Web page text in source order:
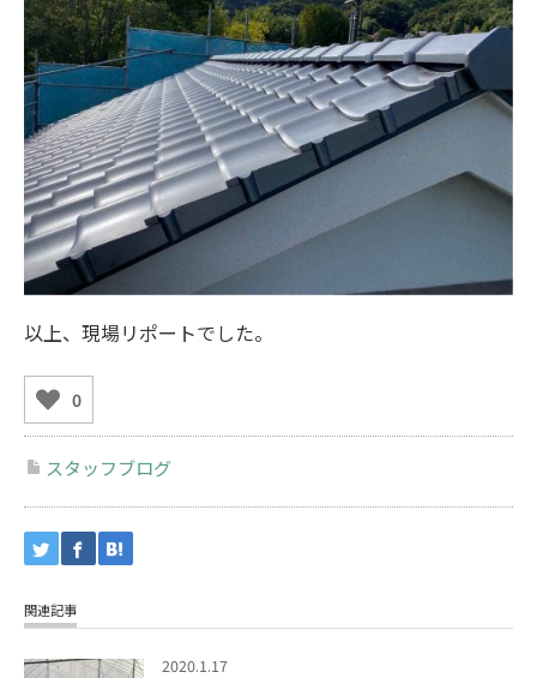
以上、現場リポートでした。
0
スタッフブログ
関連記事
2020.1.17